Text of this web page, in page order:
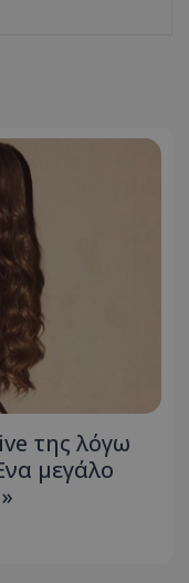
της λόγω
μεγάλο